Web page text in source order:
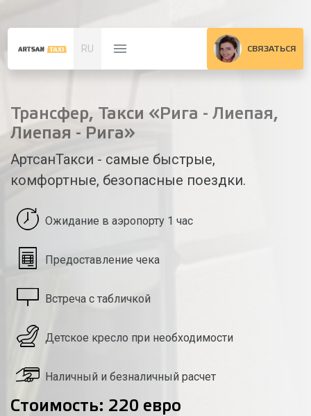
RU СВЯЗАТЬСЯ
Трансфер, Такси «Рига - Лиепая,
Лиепая - Рига»
АртсанТакси - самые быстрые,
комфортные, безопасные поездки.
Ожидание в аэропорту 1 час
Предоставление чека
Встреча с табличкой
Детское кресло при необходимости
Наличный и безналичный расчет
Стоимость: 220 евро